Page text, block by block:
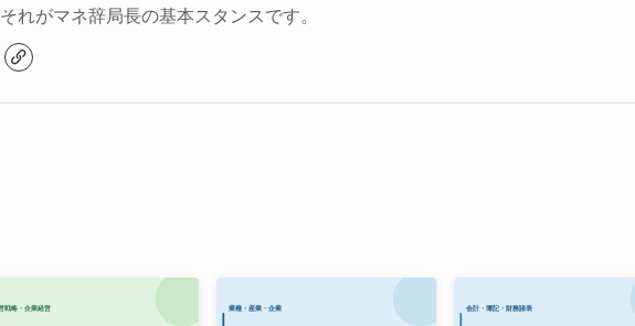
それがマネ辞局長の基本スタンスです。